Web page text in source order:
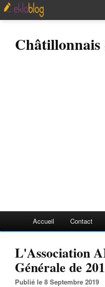
Châtillonnais
Accueil Contact
L'Association
Générale de
Publié le 8 Septembre 2019